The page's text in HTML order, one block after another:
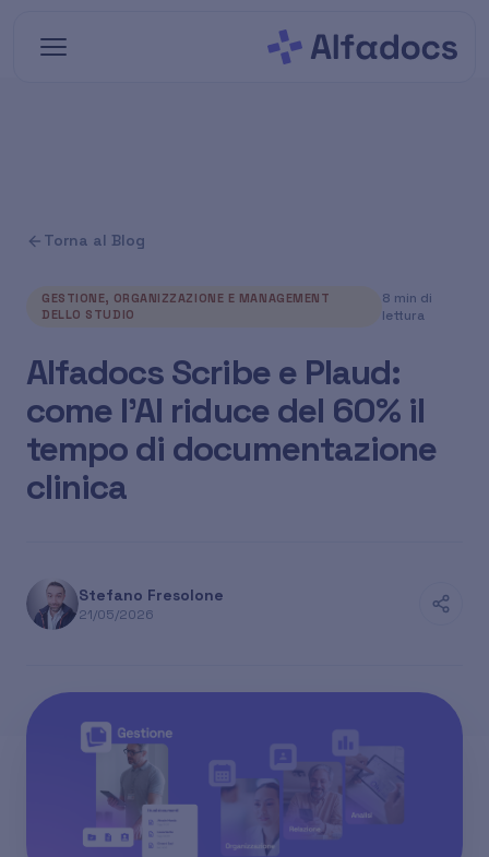
Torna al Blog
GESTIONE, ORGANIZZAZIONE E MANAGEMENT
DELLO STUDIO
8 min di
lettura
Alfadocs Scribe e Plaud:
come l'AI riduce del 60% il
tempo di documentazione
clinica
Stefano Fresolone
21/05/2026